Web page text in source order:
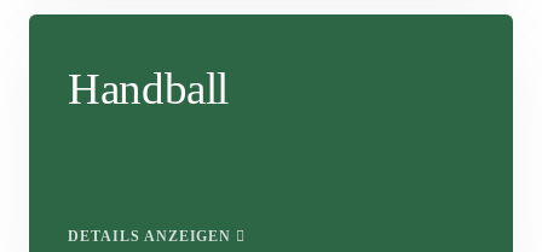
Handball
DETAILS ANZEIGEN